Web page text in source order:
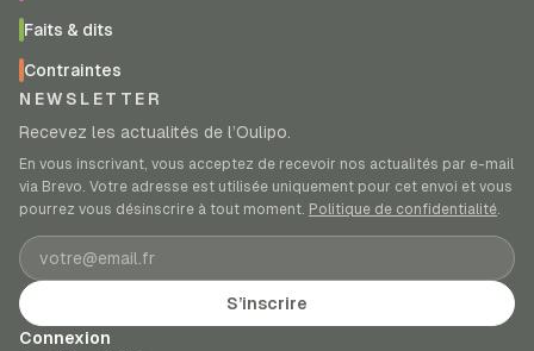
Faits & dits
Contraintes
NEWSLETTER
Recevez les actualités de l’Oulipo.
En vous inscrivant, vous acceptez de recevoir nos actualités par e-mail
via Brevo. Votre adresse est utilisée uniquement pour cet envoi et vous
pourrez vous désinscrire à tout moment. Politique de confidentialité.
Adresse e-mail
S’inscrire
Connexion